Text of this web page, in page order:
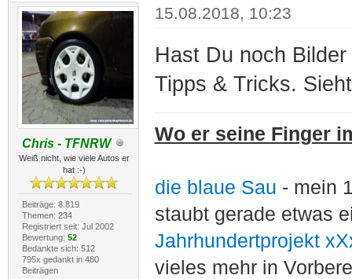
Chris - TFNRW
Weiß nicht, wie viele Autos er
hat :-)
Beiträge: 8.819
Themen: 234
Registriert seit: Jul 2002
Bewertung: 52
Bedankte sich: 512
795x gedankt in 480
Beiträgen
15.08.2018, 10:23
Hast Du noch
Tipps & Tricks.
Wo er seine Finger
die blaue Sau - mein
staubt gerade etwas
Jahrhundertprojekt
vieles mehr in